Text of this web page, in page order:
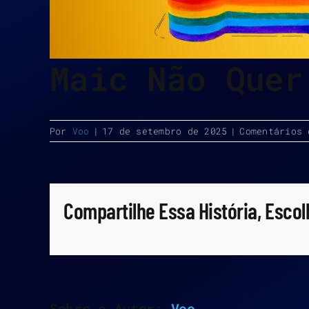
Maic Não Quer
Por Voo | 17 de setembro de 2025 | Comentários
Compartilhe Essa História,